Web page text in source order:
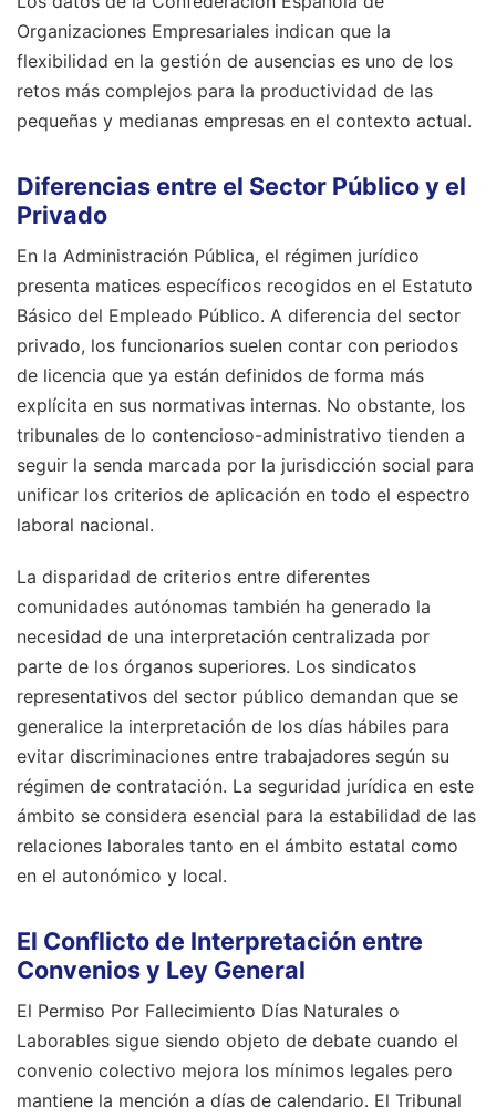
Organizaciones Empresariales indican que la
flexibilidad en la gestión de ausencias es uno de los
retos más complejos para la productividad de las
pequeñas y medianas empresas en el contexto actual.
Diferencias entre el Sector Público y el
Privado
En la Administración Pública, el régimen jurídico
presenta matices específicos recogidos en el Estatuto
Básico del Empleado Público. A diferencia del sector
privado, los funcionarios suelen contar con periodos
de licencia que ya están definidos de forma más
explícita en sus normativas internas. No obstante, los
tribunales de lo contencioso-administrativo tienden a
seguir la senda marcada por la jurisdicción social para
unificar los criterios de aplicación en todo el espectro
laboral nacional.
La disparidad de criterios entre diferentes
comunidades autónomas también ha generado la
necesidad de una interpretación centralizada por
parte de los órganos superiores. Los sindicatos
representativos del sector público demandan que se
generalice la interpretación de los días hábiles para
evitar discriminaciones entre trabajadores según su
régimen de contratación. La seguridad jurídica en este
ámbito se considera esencial para la estabilidad de las
relaciones laborales tanto en el ámbito estatal como
en el autonómico y local.
El Conflicto de Interpretación entre
Convenios y Ley General
El Permiso Por Fallecimiento Días Naturales o
Laborables sigue siendo objeto de debate cuando el
convenio colectivo mejora los mínimos legales pero
mantiene la mención a días de calendario. El Tribunal